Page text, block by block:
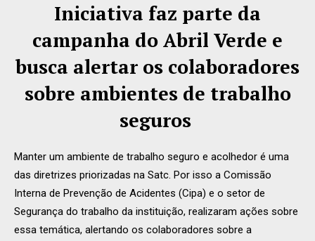
Iniciativa faz parte da
campanha do Abril Verde e
busca alertar os colaboradores
sobre ambientes de trabalho
seguros
Manter um ambiente de trabalho seguro e acolhedor é uma
das diretrizes priorizadas na Satc. Por isso a Comissão
Interna de Prevenção de Acidentes (Cipa) e o setor de
Segurança do trabalho da instituição, realizaram ações sobre
essa temática, alertando os colaboradores sobre a